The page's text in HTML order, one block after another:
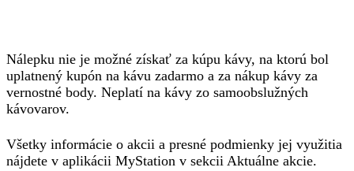
Nálepku nie je možné získať za kúpu kávy, na ktorú bol
uplatnený kupón na kávu zadarmo a za nákup kávy za
vernostné body. Neplatí na kávy zo samoobslužných
kávovarov.
Všetky informácie o akcii a presné podmienky jej využitia
nájdete v aplikácii MyStation v sekcii Aktuálne akcie.